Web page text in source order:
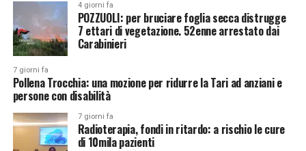
4 giorni fa
POZZUOLI: per bruciare foglia secca distrugge
7 ettari di vegetazione. 52enne arrestato dai
Carabinieri
7 giorni fa
Pollena Trocchia: una mozione per ridurre la Tari ad anziani e
persone con disabilità
7 giorni fa
Radioterapia, fondi in ritardo: a rischio le cure
di 10mila pazienti